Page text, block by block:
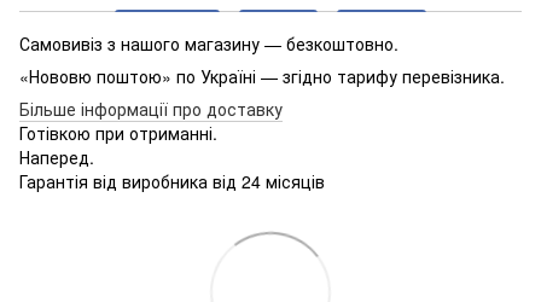
Самовивіз з нашого магазину — безкоштовно.
«Нововю поштою» по Україні — згідно тарифу перевізника.
Більше інформації про доставку
Готівкою при отриманні.
Наперед.
Гарантія від виробника від 24 місяців